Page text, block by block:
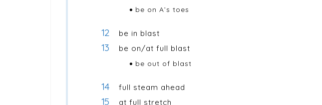
be on A’s toes
be in blast
be on/at full blast
be out of blast
full steam ahead
at full stretch